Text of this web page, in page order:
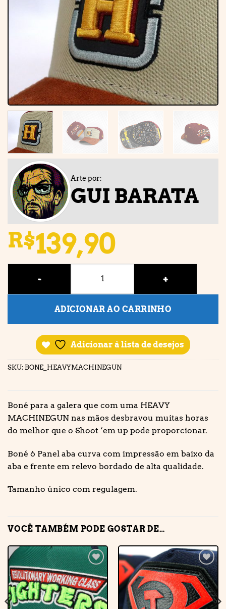
Arte por:
GUI BARATA
R$139,90
ADICIONAR AO CARRINHO
Adicionar à lista de desejos
SKU: BONE_HEAVYMACHINEGUN
Boné para a galera que com uma HEAVY
MACHINEGUN nas mãos desbravou muitas horas
do melhor que o Shoot ‘em up pode proporcionar.
Boné 6 Panel aba curva com impressão em baixo da
aba e frente em relevo bordado de alta qualidade.
Tamanho único com regulagem.
VOCÊ TAMBÉM PODE GOSTAR DE…
Adicionar
à lista de
desejos
Adicionar
à lista de
desejos